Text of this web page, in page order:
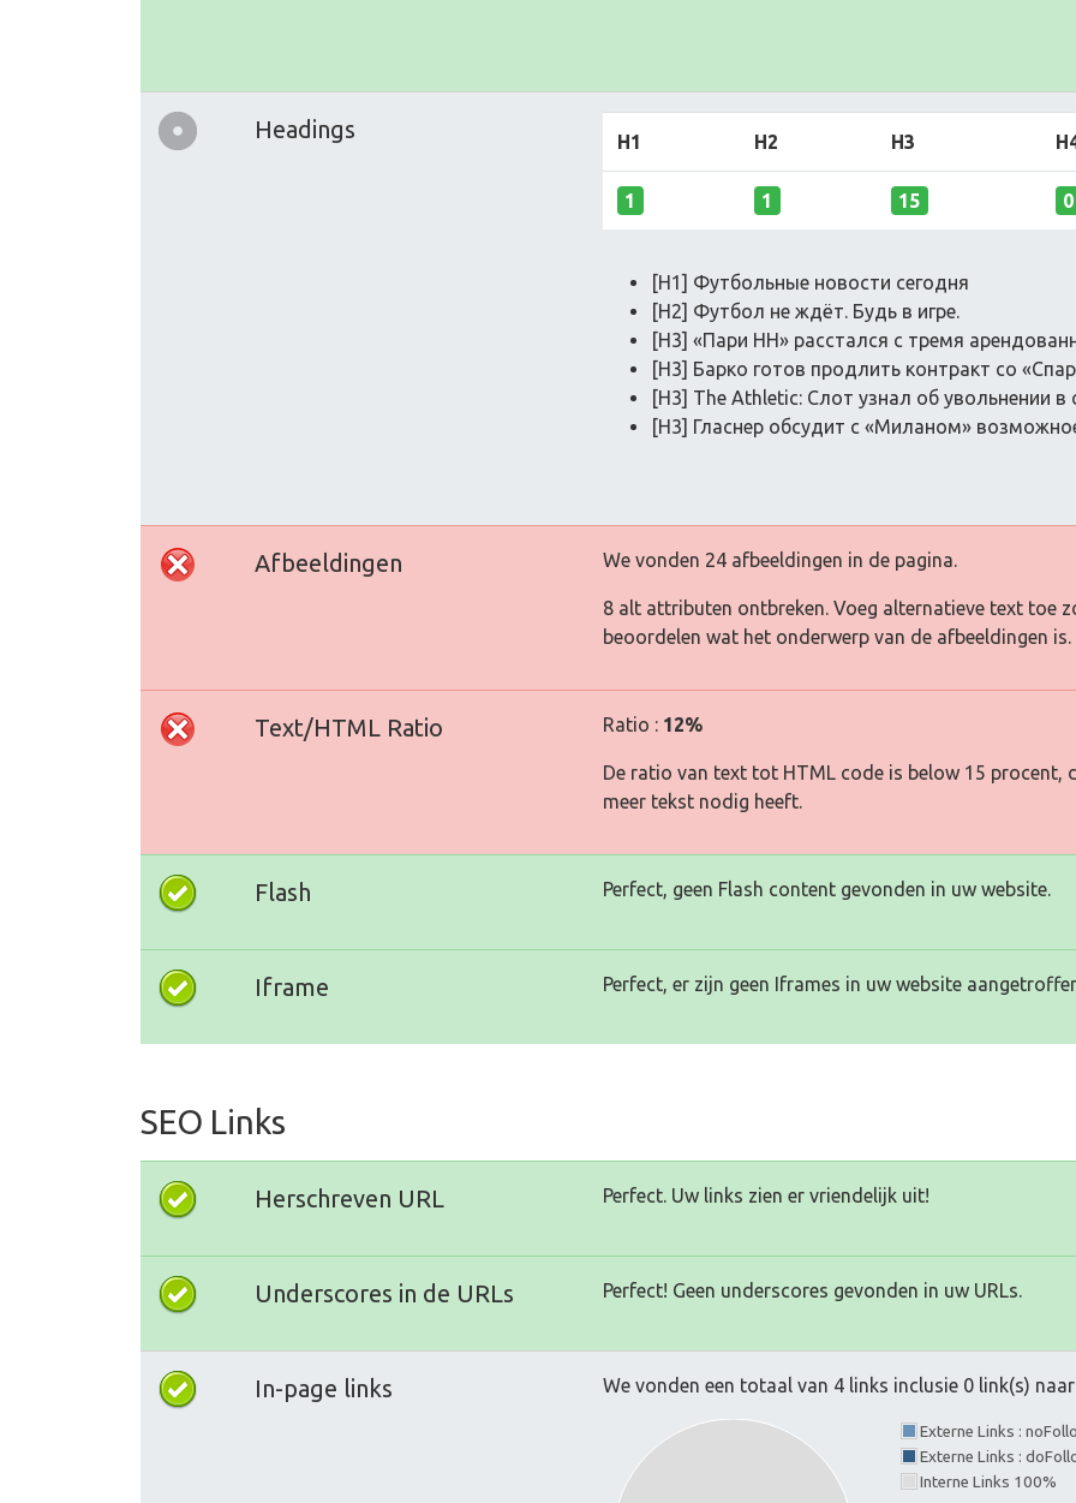
Headings H1 H2 H3
1 1 15 0
[H1] Футбольные новости сегодня
[H2] Футбол не ждёт. Будь в игре.
[H3] «Пари НН» расстался с тремя
[H3] Барко готов продлить контракт со
[H3] The Athletic: Слот узнал об увольнении в
[H3] Гласнер обсудит с «Миланом»
Afbeeldingen We vonden 24 afbeeldingen in de pagina.
8 alt attributen ontbreken. Voeg alternatieve text toe
beoordelen wat het onderwerp van de afbeeldingen is.
Text/HTML Ratio Ratio : 12%
De ratio van text tot HTML code is below 15
meer tekst nodig heeft.
Flash Perfect, geen Flash content gevonden in uw website.
Iframe Perfect, er zijn geen Iframes in uw website
SEO Links
Herschreven URL Perfect. Uw links zien er vriendelijk uit!
Underscores in de URLs Perfect! Geen underscores gevonden in uw URLs.
In-page links We vonden een totaal van 4 links inclusie 0 link(s)
Externe Links :
Externe Links :
Interne Links 100%